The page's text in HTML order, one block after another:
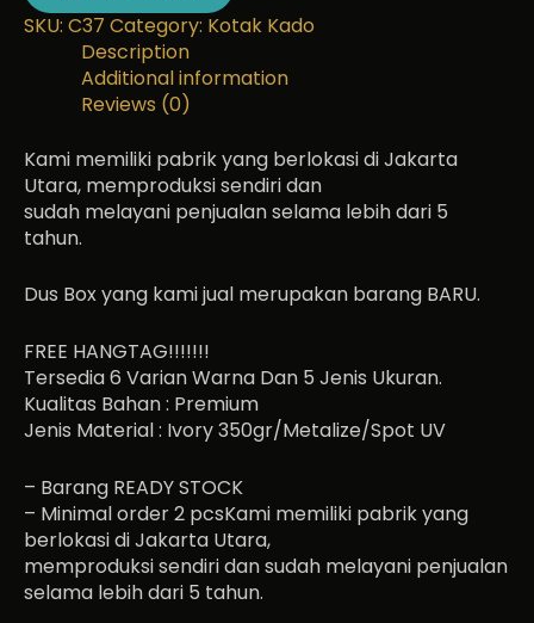
SKU: C37 Category: Kotak Kado
Description
Additional information
Reviews (0)
Kami memiliki pabrik yang berlokasi di Jakarta
Utara, memproduksi sendiri dan
sudah melayani penjualan selama lebih dari 5
tahun.
Dus Box yang kami jual merupakan barang BARU.
FREE HANGTAG!!!!!!!
Tersedia 6 Varian Warna Dan 5 Jenis Ukuran.
Kualitas Bahan : Premium
Jenis Material : Ivory 350gr/Metalize/Spot UV
– Barang READY STOCK
– Minimal order 2 pcsKami memiliki pabrik yang
berlokasi di Jakarta Utara,
memproduksi sendiri dan sudah melayani penjualan
selama lebih dari 5 tahun.